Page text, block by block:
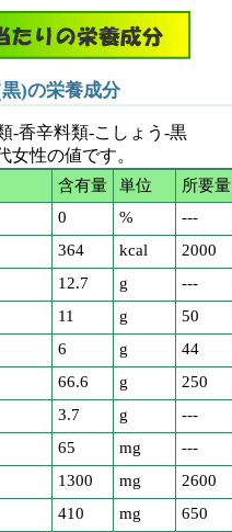
)の栄養成分
-香辛料類-こしょう-黒
女性の値です。
含有量 単位
所要量
0 %
---
364 kcal
2000
12.7 g
---
11 g
50
6 g
44
66.6 g
250
3.7 g
---
65 mg
---
1300 mg
2600
410 mg
650